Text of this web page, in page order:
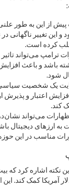
پیش از این به طور
و این تغییر ناگهانی
کرده است.
ترامپ می‌تواند تاثیر
باشد و باعث
شود.
یک شخصیت سیاسی
اعتبار و پذیرش
کند.
می‌تواند
ارزهای دیجیتال
مناسب در این
نکته اشاره کرد که
آمریکا کمک کند. این